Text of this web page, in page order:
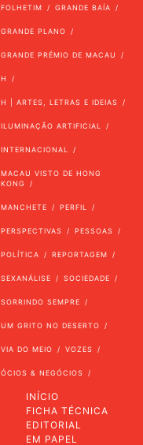
FOLHETIM GRANDE BAÍA
GRANDE PLANO
GRANDE PRÉMIO DE MACAU
H
H | ARTES, LETRAS E IDEIAS
ILUMINAÇÃO ARTIFICIAL
INTERNACIONAL
MACAU VISTO DE HONG
KONG
MANCHETE PERFIL
PERSPECTIVAS PESSOAS
POLÍTICA REPORTAGEM
SEXANÁLISE SOCIEDADE
SORRINDO SEMPRE
UM GRITO NO DESERTO
VIA DO MEIO VOZES
ÓCIOS & NEGÓCIOS
INÍCIO
FICHA TÉCNICA
EDITORIAL
EM PAPEL